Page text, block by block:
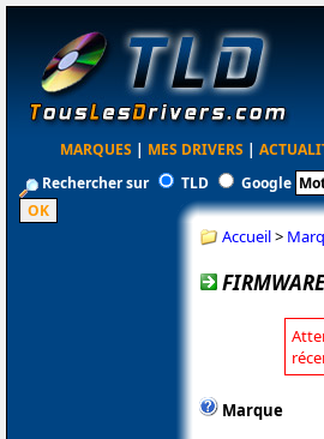
MARQUES | MES DRIVERS |
Rechercher sur
TLD Google
Accueil>
Marque